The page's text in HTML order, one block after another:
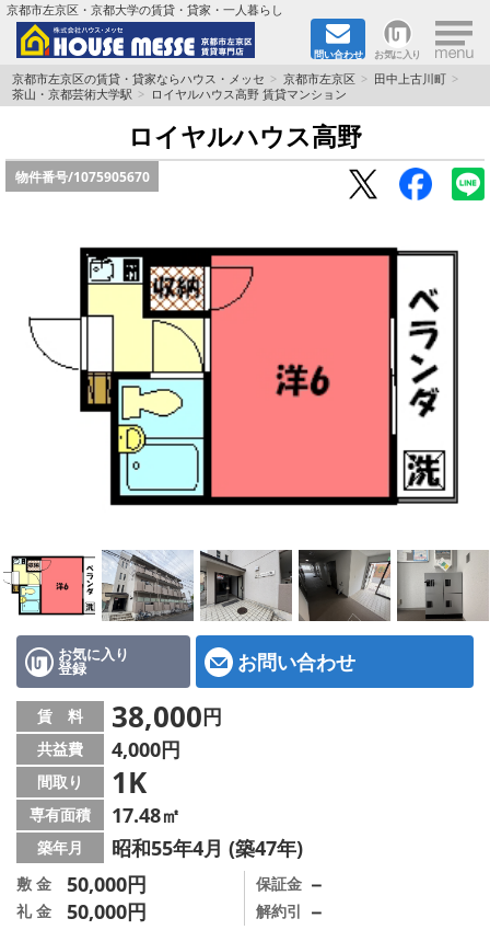
京都市左京区・京都大学の賃貸・貸家・一人暮らし
問い合わせ お気に入り ×
TOPページ
地域から検索
書類DL & 入居者さまへ
家族で住むならマンション？賃家？
一人暮らしの物件特集
ペット相談OKの賃貸！
ハウスメーカー施工特集！
路線·駅から探す
IT重説について
スタッフ紹介
賃貸管理の北白川店
店舗情報·アクセス
会社概要
メールでお問い合わせ
京都市左京区の賃貸・貸家ならハウス・メッセ 京都市左京区
田中上古川町
茶山・京都芸術大学駅
ロイヤルハウス高野 賃貸マンション
ロイヤルハウス高野
物件番号/1075905670
お気に入り
登録 お問い合わせ
賃 料 38,000円
共益費 4,000円
間取り 1K
専有面積 17.48㎡
築年月 昭和55年4月 (築47年)
敷 金 50,000円
礼 金 50,000円
保証金 －
解約引 －